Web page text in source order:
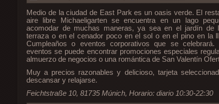
Medio de la ciudad de East Park es un oasis verde. El
aire libre Michaeligarten se encuentra en un lago
acomodar de muchas maneras, ya sea en el jardín de
terraza o en el cenador poco en el sol o en el pino en la
Cumpleaños o eventos corporativos que se celebrará.
eventos se puede encontrar promociones especiales
almuerzo de negocios o una romántica de San Valentín
Muy a precios razonables y delicioso, tarjeta
descansar y relajarse.
Feichtstraße 10, 81735 Múnich, Horario: diario 10:30-22:30